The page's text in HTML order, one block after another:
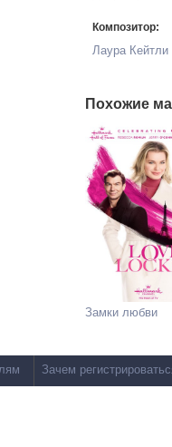
Композитор:
Лаура Кейтли
Похожие
Замки любви
Зачем